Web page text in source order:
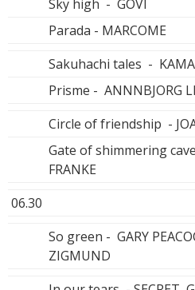
Sky high - GOVI
Parada - MARCOME
Sakuhachi tales -
Prisme - ANNNBJORG
Circle of friendship -
Gate of shimmering
FRANKE
06.30
So green - GARY
ZIGMUND